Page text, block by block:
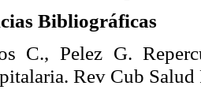
Bibliográficas
C., Pelez G.
Rev Cub